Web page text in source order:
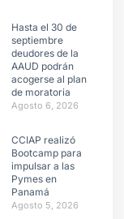
Hasta el 30 de
septiembre
deudores de la
AAUD podrán
acogerse al plan
de moratoria
Agosto 6, 2026
CCIAP realizó
Bootcamp para
impulsar a las
Pymes en
Panamá
Agosto 5, 2026